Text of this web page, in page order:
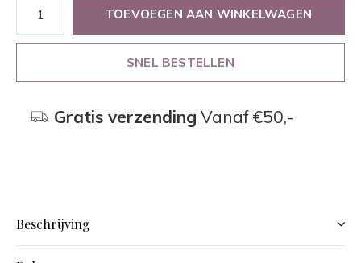
TOEVOEGEN AAN WINKELWAGEN
SNEL BESTELLEN
Gratis verzending Vanaf €50,-
Beschrijving